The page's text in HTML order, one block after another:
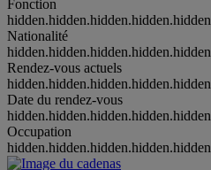
Fonction
hidden.hidden.hidden.hidden.hidden
Nationalité
hidden.hidden.hidden.hidden.hidden
Rendez-vous actuels
hidden.hidden.hidden.hidden.hidden
Date du rendez-vous
hidden.hidden.hidden.hidden.hidden
Occupation
hidden.hidden.hidden.hidden.hidden